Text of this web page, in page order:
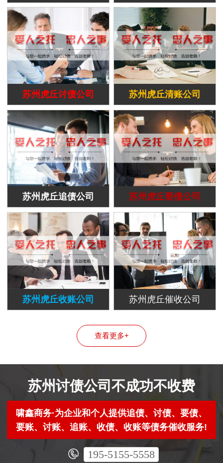
苏州虎丘讨债公司 苏州虎丘清账公司
苏州虎丘追债公司 苏州虎丘要债公司
苏州虎丘收账公司 苏州虎丘催收公司
查看更多+
苏州讨债公司不成功不收费
啸鑫商务·为企业和个人提供追债、讨债、要债、
要账、讨账、追账、收债、收账等债务催收服务!
195-5155-5558